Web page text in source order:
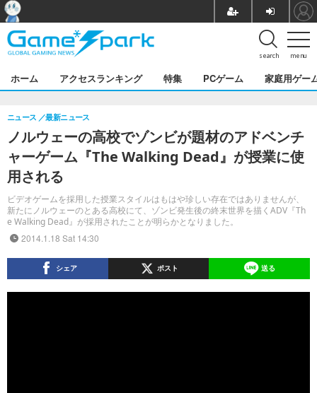
menu
search
ホーム アクセスランキング 特集 PCゲーム 家庭用ゲー
ノルウェーの高校でゾンビが題材のアドベンチ
ャーゲーム『The Walking Dead』が授業に使
用される
ビデオゲームを採用した授業スタイルはもはや珍しい存在ではありませんが、
新たにノルウェーのとある高校にて、ゾンビ発生後の終末世界を描くADV『Th
e Walking Dead』が採用されたことが明らかとなりました。
ニュース 最新ニュース
2014.1.18 Sat 14:30
シェア ポスト 送る